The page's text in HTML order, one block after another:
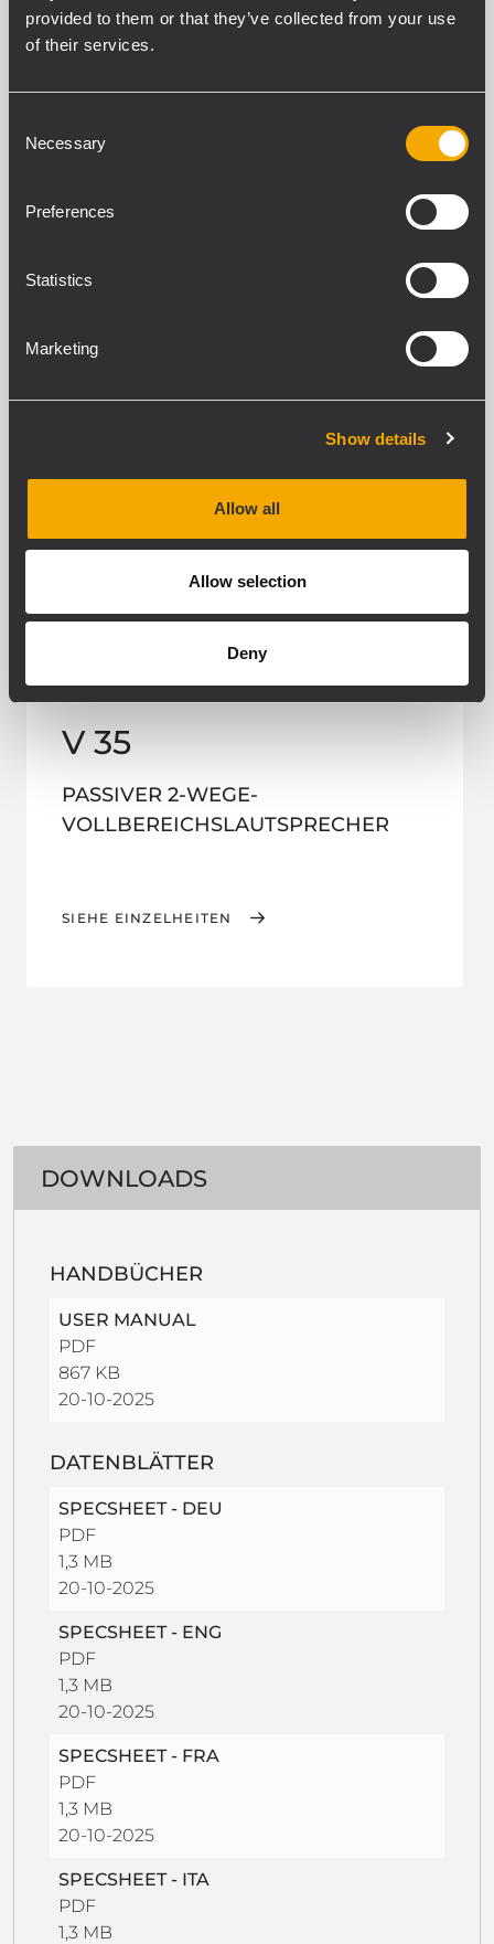
provided to them or that they’ve collected from your use
of their services.
Selection
Necessary
Preferences
Statistics
Marketing
Show details
Allow all
Allow selection
Deny
V 35
PASSIVER 2-WEGE-
VOLLBEREICHSLAUTSPRECHER
SIEHE EINZELHEITEN
DOWNLOADS
HANDBÜCHER
USER MANUAL
PDF
867 KB
20-10-2025
DATENBLÄTTER
SPECSHEET - DEU
PDF
1,3 MB
20-10-2025
SPECSHEET - ENG
PDF
1,3 MB
20-10-2025
SPECSHEET - FRA
PDF
1,3 MB
20-10-2025
SPECSHEET - ITA
PDF
1,3 MB